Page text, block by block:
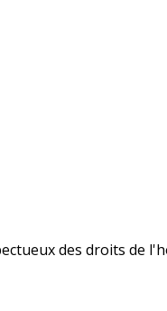
des droits de